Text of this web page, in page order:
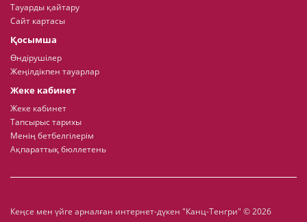
Тауарды қайтару
Сайт картасы
Қосымша
Өндірушілер
Жеңілдікпен тауарлар
Жеке кабинет
Жеке кабинет
Тапсырыс тарихы
Менің бетбелгілерім
Ақпараттық бюллетень
Кеңсе мен үйге арналған интернет-дүкен "Канц-Тенгри" © 2026